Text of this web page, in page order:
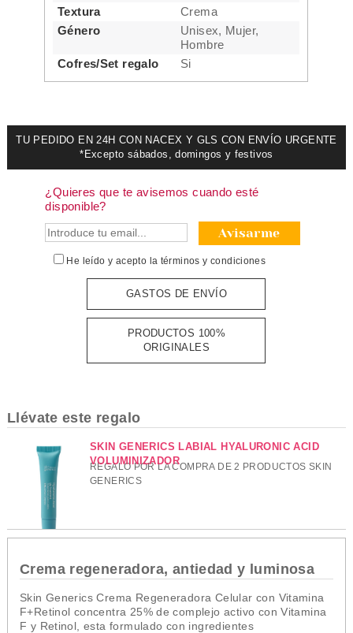
Textura
Crema
Género
Unisex, Mujer,
Hombre
Cofres/Set regalo
Si
TU PEDIDO EN 24H CON NACEX Y GLS CON ENVÍO URGENTE
*Excepto sábados, domingos y festivos
¿Quieres que te avisemos cuando esté
disponible?
Avisarme
He leído y acepto la términos y condiciones
GASTOS DE ENVÍO
PRODUCTOS 100%
ORIGINALES
Llévate este regalo
SKIN GENERICS LABIAL HYALURONIC ACID
VOLUMINIZADOR
REGALO POR LA COMPRA DE 2 PRODUCTOS SKIN
GENERICS
Crema regeneradora, antiedad y luminosa
Skin Generics Crema Regeneradora Celular con Vitamina
F+Retinol concentra 25% de complejo activo con Vitamina
F y Retinol, esta formulado con ingredientes